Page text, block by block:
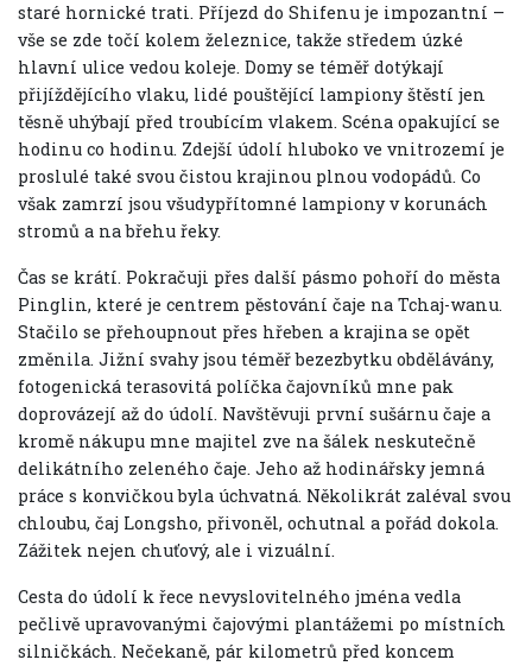
staré hornické trati. Příjezd do Shifenu je impozantní –
vše se zde točí kolem železnice, takže středem úzké
hlavní ulice vedou koleje. Domy se téměř dotýkají
přijíždějícího vlaku, lidé pouštějící lampiony štěstí jen
těsně uhýbají před troubícím vlakem. Scéna opakující se
hodinu co hodinu. Zdejší údolí hluboko ve vnitrozemí je
proslulé také svou čistou krajinou plnou vodopádů. Co
však zamrzí jsou všudypřítomné lampiony v korunách
stromů a na břehu řeky.
Čas se krátí. Pokračuji přes další pásmo pohoří do města
Pinglin, které je centrem pěstování čaje na Tchaj-wanu.
Stačilo se přehoupnout přes hřeben a krajina se opět
změnila. Jižní svahy jsou téměř bezezbytku obdělávány,
fotogenická terasovitá políčka čajovníků mne pak
doprovázejí až do údolí. Navštěvuji první sušárnu čaje a
kromě nákupu mne majitel zve na šálek neskutečně
delikátního zeleného čaje. Jeho až hodinářsky jemná
práce s konvičkou byla úchvatná. Několikrát zaléval svou
chloubu, čaj Longsho, přivoněl, ochutnal a pořád dokola.
Zážitek nejen chuťový, ale i vizuální.
Cesta do údolí k řece nevyslovitelného jména vedla
pečlivě upravovanými čajovými plantážemi po místních
silničkách. Nečekaně, pár kilometrů před koncem